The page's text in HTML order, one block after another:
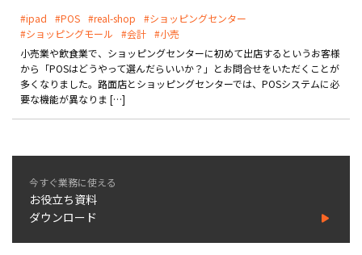
お役立ち記事
#ipad
#POS #real-shop
#ショッピングセンター
#ショッピングモール
#会計 #小売
小売業や飲食業で、ショッピングセンターに初めて出店するというお客様
から「POSはどうやって選んだらいいか？」とお問合せをいただくことが
多くなりました。路面店とショッピングセンターでは、POSシステムに必
要な機能が異なりま […]
今すぐ業務に使える
お役立ち資料
ダウンロード